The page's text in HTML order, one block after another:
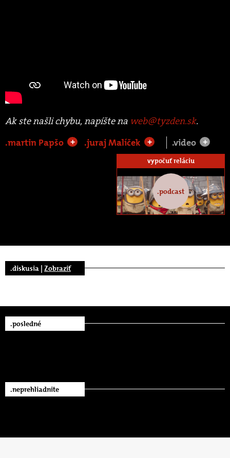
Ak ste našli chybu, napíšte na web@tyzden.sk.
.martin Papšo
+ .juraj Malíček + .video +
vypočuť reláciu
.podcast
.diskusia | Zobraziť
.posledné
.neprehliadnite